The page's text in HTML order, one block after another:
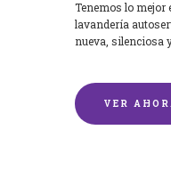
Tenemos lo mejor
lavandería
nueva, silenciosa
VER